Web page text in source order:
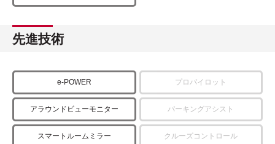
先進技術
e-POWER プロパイロット
アラウンドビューモニター パーキングアシスト
スマートルームミラー クルーズコントロール